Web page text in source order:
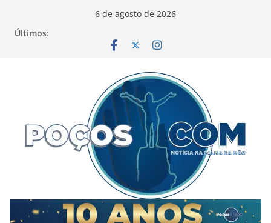
6 de agosto de 2026
Últimos: